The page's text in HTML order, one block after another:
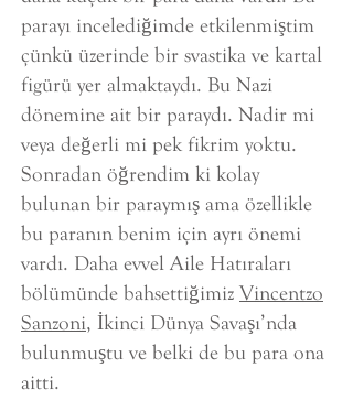
parayı incelediğimde etkilenmiştim
çünkü üzerinde bir svastika ve kartal
figürü yer almaktaydı. Bu Nazi
dönemine ait bir paraydı. Nadir mi
veya değerli mi pek fikrim yoktu.
Sonradan öğrendim ki kolay
bulunan bir paraymış ama özellikle
bu paranın benim için ayrı önemi
vardı. Daha evvel Aile Hatıraları
bölümünde bahsettiğimiz Vincentzo
Sanzoni, İkinci Dünya Savaşı’nda
bulunmuştu ve belki de bu para ona
aitti.